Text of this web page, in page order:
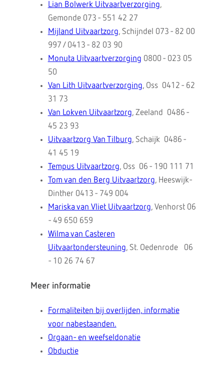
Lian Bolwerk Uitvaartverzorging,
Gemonde 073 - 551 42 27
Mijland Uitvaartzorg, Schijndel 073 - 82 00
997 / 0413 - 82 03 90
Monuta Uitvaartverzorging 0800 - 023 05
50
Van Lith Uitvaartverzorging, Oss 0412 - 62
31 73
Van Lokven Uitvaartzorg, Zeeland 0486 -
45 23 93
Uitvaartzorg Van Tilburg, Schaijk 0486 -
41 45 19
Tempus Uitvaartzorg, Oss 06 - 190 111 71
Tom van den Berg Uitvaartzorg, Heeswijk-
Dinther 0413 - 749 004
Mariska van Vliet Uitvaartzorg, Venhorst 06
- 49 650 659
Wilma van Casteren
Uitvaartondersteuning, St. Oedenrode 06
- 10 26 74 67
Meer informatie
Formaliteiten bij overlijden, informatie
voor nabestaanden.
Orgaan- en weefseldonatie
Obductie